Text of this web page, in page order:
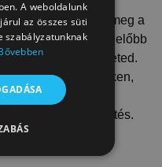
Ha nem tartod meg a
egyensúlyát, akkor előbb
ki a szervezeted.
hogy a hétvégéken,
meg róla és
ez az erőfeszítés.
A weboldalunk
az összes süti
szabályzatunknak
CÉLZÁS